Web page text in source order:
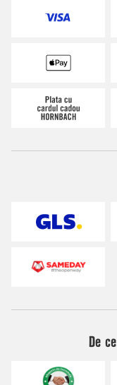
De